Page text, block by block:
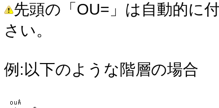
先頭の「OU=」は自動的に
さい。
例:以下のような階層の場合